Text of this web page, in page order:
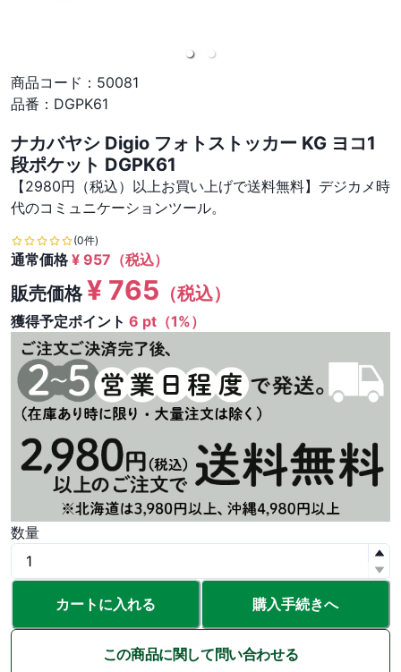
商品コード： 50081
品番： DGPK61
ナカバヤシ Digio フォトストッカー KG ヨコ1
段ポケット DGPK61
【2980円（税込）以上お買い上げで送料無料】デジカメ時
代のコミュニケーションツール。
(0件)
通常価格¥ 957 （税込）
販売価格¥ 765 （税込）
獲得予定ポイント 6 pt（1%）
数量
カートに入れる 購入手続きへ
この商品に関して問い合わせる